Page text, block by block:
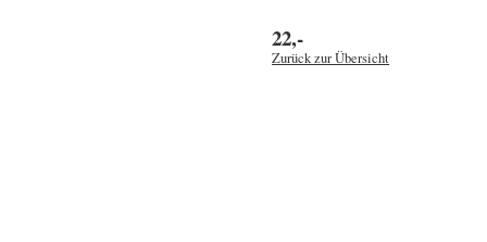
22,-
Zurück zur Übersicht